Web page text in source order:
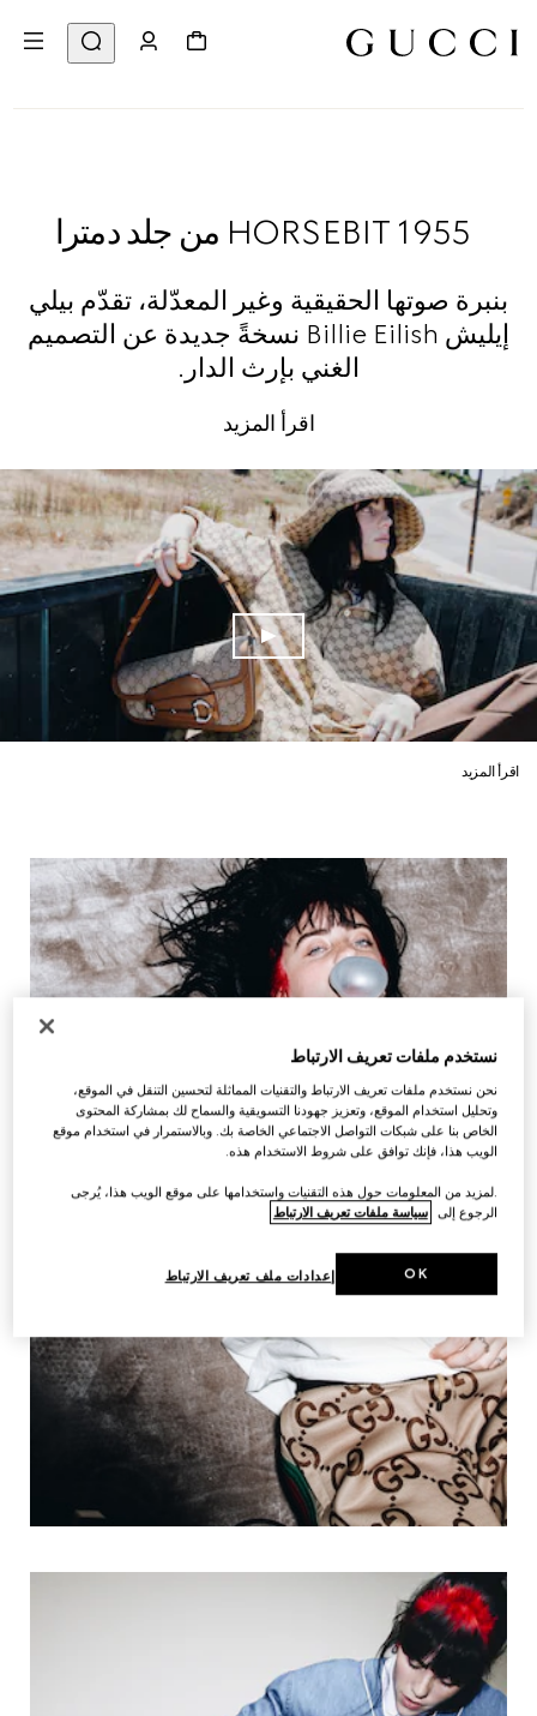
HORSEBIT 1955 من جلد دمترا
بنبرة صوتها الحقيقية وغير المعدّلة، تقدّم بيلي
إيليش Billie Eilish نسخةً جديدة عن التصميم
الغني بإرث الدار.
اقرأ المزيد
اقرأ المزيد
نستخدم ملفات تعريف الارتباط
نحن نستخدم ملفات تعريف الارتباط والتقنيات المماثلة لتحسين التنقل في الموقع،
وتحليل استخدام الموقع، وتعزيز جهودنا التسويقية والسماح لك بمشاركة المحتوى
الخاص بنا على شبكات التواصل الاجتماعي الخاصة بك. وبالاستمرار في استخدام موقع
الويب هذا، فإنك توافق على شروط الاستخدام هذه.
.لمزيد من المعلومات حول هذه التقنيات واستخدامها على موقع الويب هذا، يُرجى
الرجوع إلى سياسة ملفات تعريف الارتباط
إعدادات ملف تعريف الارتباط OK